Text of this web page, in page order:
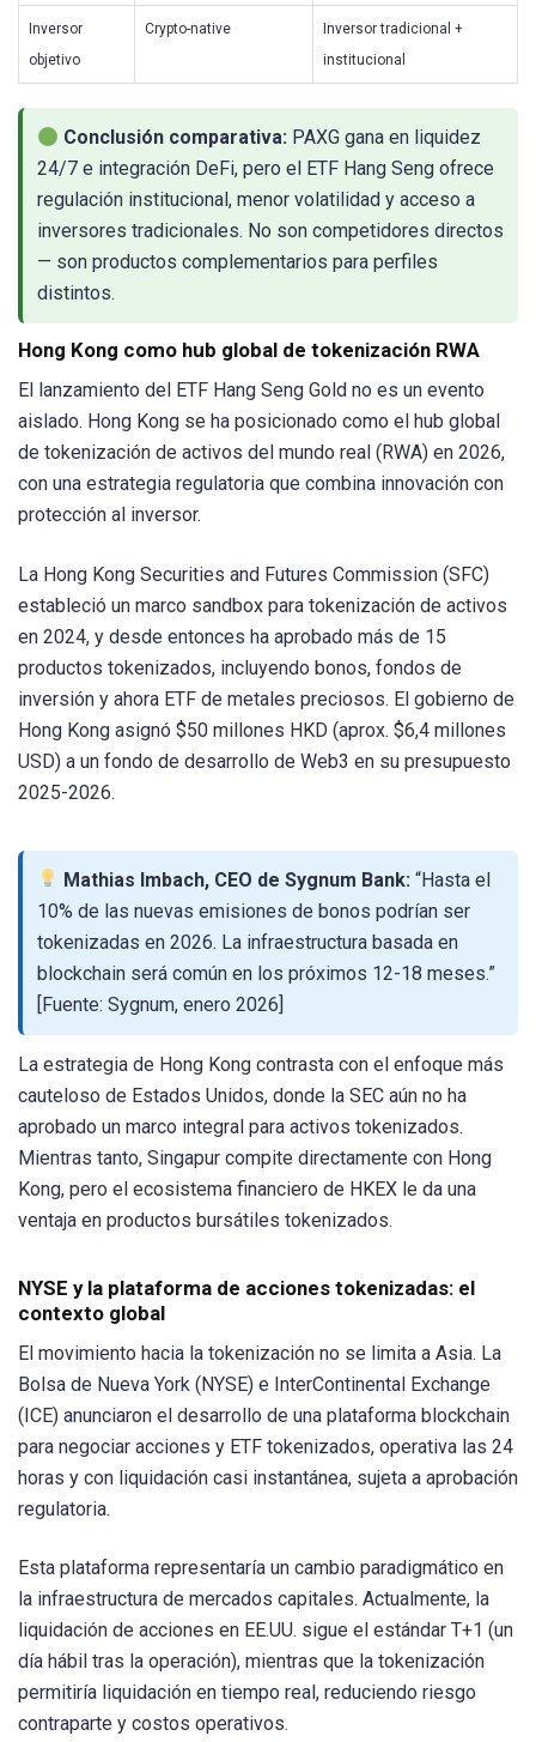
Inversor
objetivo
Crypto-native
Inversor tradicional +
institucional
Conclusión comparativa: PAXG gana en liquidez
24/7 e integración DeFi, pero el ETF Hang Seng ofrece
regulación institucional, menor volatilidad y acceso a
inversores tradicionales. No son competidores directos
— son productos complementarios para perfiles
distintos.
Hong Kong como hub global de tokenización RWA
El lanzamiento del ETF Hang Seng Gold no es un evento
aislado. Hong Kong se ha posicionado como el hub global
de tokenización de activos del mundo real (RWA) en 2026,
con una estrategia regulatoria que combina innovación con
protección al inversor.
La Hong Kong Securities and Futures Commission (SFC)
estableció un marco sandbox para tokenización de activos
en 2024, y desde entonces ha aprobado más de 15
productos tokenizados, incluyendo bonos, fondos de
inversión y ahora ETF de metales preciosos. El gobierno de
Hong Kong asignó $50 millones HKD (aprox. $6,4 millones
USD) a un fondo de desarrollo de Web3 en su presupuesto
2025-2026.
Mathias Imbach, CEO de Sygnum Bank: “Hasta el
10% de las nuevas emisiones de bonos podrían ser
tokenizadas en 2026. La infraestructura basada en
blockchain será común en los próximos 12-18 meses.”
[Fuente: Sygnum, enero 2026]
La estrategia de Hong Kong contrasta con el enfoque más
cauteloso de Estados Unidos, donde la SEC aún no ha
aprobado un marco integral para activos tokenizados.
Mientras tanto, Singapur compite directamente con Hong
Kong, pero el ecosistema financiero de HKEX le da una
ventaja en productos bursátiles tokenizados.
NYSE y la plataforma de acciones tokenizadas: el
contexto global
El movimiento hacia la tokenización no se limita a Asia. La
Bolsa de Nueva York (NYSE) e InterContinental Exchange
(ICE) anunciaron el desarrollo de una plataforma blockchain
para negociar acciones y ETF tokenizados, operativa las 24
horas y con liquidación casi instantánea, sujeta a aprobación
regulatoria.
Esta plataforma representaría un cambio paradigmático en
la infraestructura de mercados capitales. Actualmente, la
liquidación de acciones en EE.UU. sigue el estándar T+1 (un
día hábil tras la operación), mientras que la tokenización
permitiría liquidación en tiempo real, reduciendo riesgo
contraparte y costos operativos.